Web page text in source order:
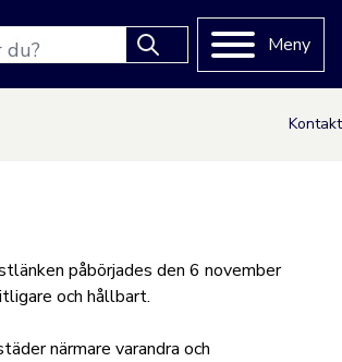
Meny
Kontakt
påbörjades den 6 november
och hållbart.
närmare varandra och